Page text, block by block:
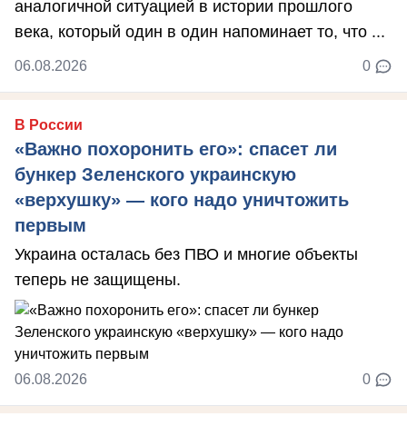
аналогичной ситуацией в истории прошлого
века, который один в один напоминает то, что ...
06.08.2026 0
В России
«Важно похоронить его»: спасет ли
бункер Зеленского украинскую
«верхушку» — кого надо уничтожить
первым
Украина осталась без ПВО и многие объекты
теперь не защищены.
06.08.2026 0